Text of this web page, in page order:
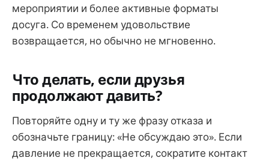
мероприятии и более активные форматы
досуга. Со временем удовольствие
возвращается, но обычно не мгновенно.
Что делать, если друзья
продолжают давить?
Повторяйте одну и ту же фразу отказа и
обозначьте границу: «Не обсуждаю это». Если
давление не прекращается, сократите контакт